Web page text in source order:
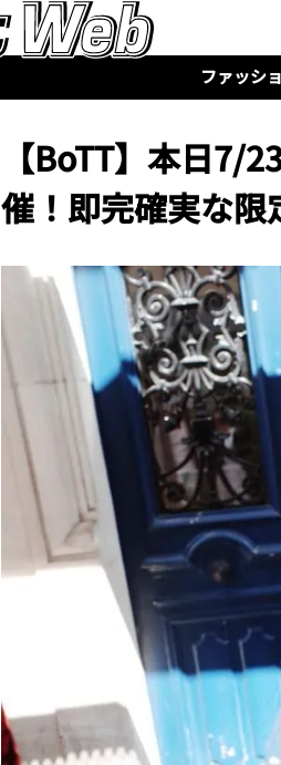
ファッシ
【BoTT】本日7/
催！即完確実な限